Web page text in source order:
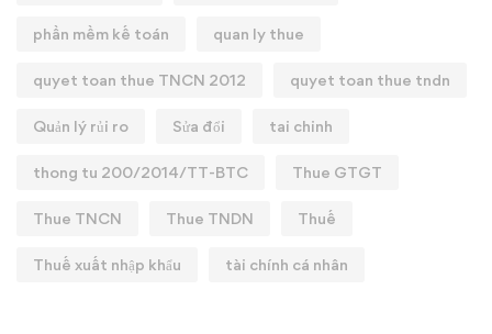
phần mềm kế toán quan ly thue
quyet toan thue TNCN 2012 quyet toan thue tndn
Quản lý rủi ro Sửa đổi tai chinh
thong tu 200/2014/TT-BTC Thue GTGT
Thue TNCN Thue TNDN Thuế
Thuế xuất nhập khẩu tài chính cá nhân